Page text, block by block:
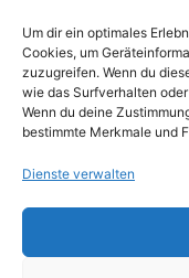
Um dir ein optimales
Cookies, um
zuzugreifen. Wenn du
wie das Surfverhalten
Wenn du deine
bestimmte Merkmale und
Dienste verwalten